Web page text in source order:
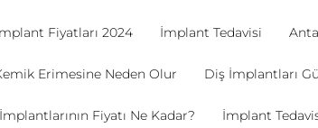
Fiyatları 2024 İmplant Tedavisi
Erimesine Neden Olur Diş İmplantları
Fiyatı Ne Kadar? İmplant